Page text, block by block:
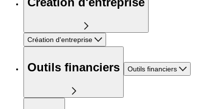
Création d'entreprise
Outils financiers Outils financiers